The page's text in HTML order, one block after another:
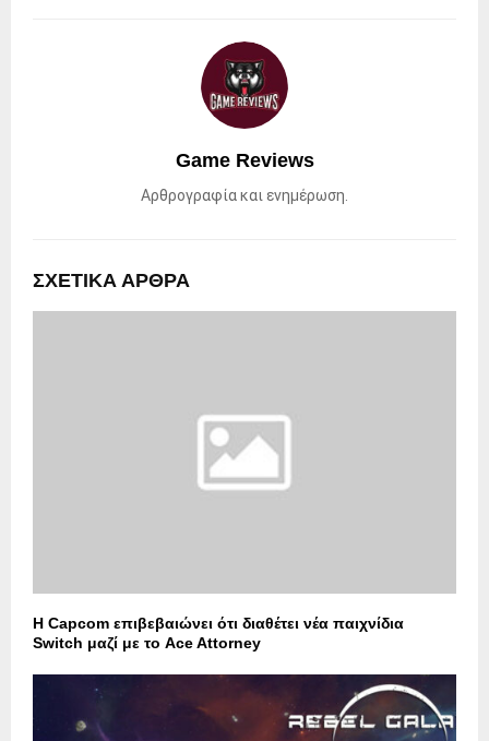
Game Reviews
Αρθρογραφία και ενημέρωση.
ΣΧΕΤΙΚΑ ΑΡΘΡΑ
Η Capcom επιβεβαιώνει ότι διαθέτει νέα παιχνίδια
Switch μαζί με το Ace Attorney